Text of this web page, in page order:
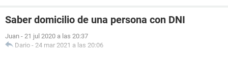
Saber domicilio de una persona con DNI
Juan - 21 jul 2020 a las 20:37
Dario - 24 mar 2021 a las 20:06